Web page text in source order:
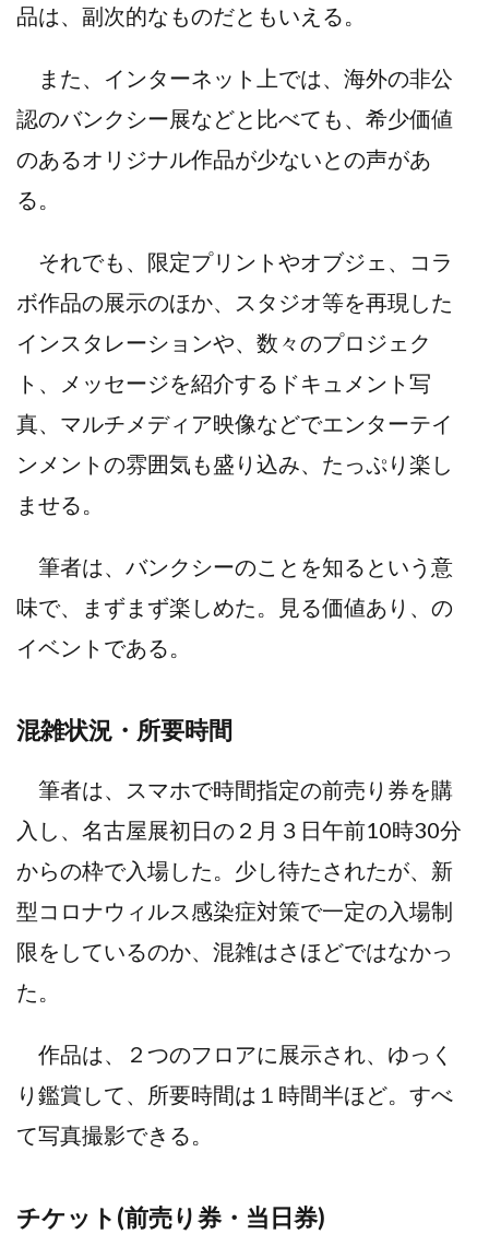
品は、副次的なものだともいえる。
また、インターネット上では、海外の非公
認のバンクシー展などと比べても、希少価値
のあるオリジナル作品が少ないとの声があ
る。
それでも、限定プリントやオブジェ、コラ
ボ作品の展示のほか、スタジオ等を再現した
インスタレーションや、数々のプロジェク
ト、メッセージを紹介するドキュメント写
真、マルチメディア映像などでエンターテイ
ンメントの雰囲気も盛り込み、たっぷり楽し
ませる。
筆者は、バンクシーのことを知るという意
味で、まずまず楽しめた。見る価値あり、の
イベントである。
混雑状況・所要時間
筆者は、スマホで時間指定の前売り券を購
入し、名古屋展初日の２月３日午前10時30分
からの枠で入場した。少し待たされたが、新
型コロナウィルス感染症対策で一定の入場制
限をしているのか、混雑はさほどではなかっ
た。
作品は、２つのフロアに展示され、ゆっく
り鑑賞して、所要時間は１時間半ほど。すべ
て写真撮影できる。
チケット(前売り券・当日券)